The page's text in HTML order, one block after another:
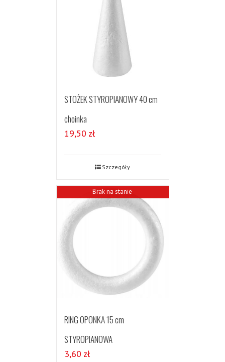
STOŻEK STYROPIANOWY 40 cm
choinka
19,50 zł
Szczegóły
Brak na stanie
RING OPONKA 15 cm
STYROPIANOWA
3,60 zł